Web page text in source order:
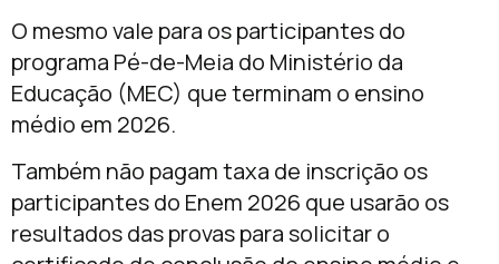
O mesmo vale para os participantes do
programa Pé-de-Meia do Ministério da
Educação (MEC) que terminam o ensino
médio em 2026.
Também não pagam taxa de inscrição os
participantes do Enem 2026 que usarão os
resultados das provas para solicitar o